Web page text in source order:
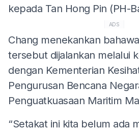
kepada Tan Hong Pin (PH-
ADS
Chang menekankan
tersebut dijalankan melalui
dengan Kementerian
Pengurusan Bencana
Penguatkuasaan Maritim
“Setakat ini kita belum ada